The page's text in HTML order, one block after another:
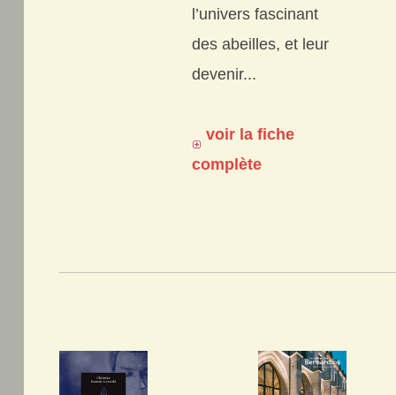
l’univers fascinant
des abeilles, et leur
devenir...
voir la fiche
complète